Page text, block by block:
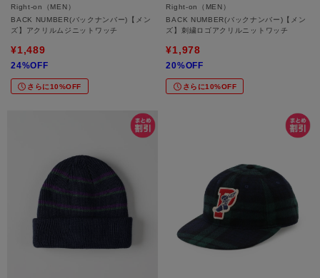
Right-on（MEN）
BACK NUMBER(バックナンバー)【メン
ズ】アクリルムジニットワッチ
¥1,489
24%OFF
さらに10%OFF
Right-on（MEN）
BACK NUMBER(バックナンバー)【メン
ズ】刺繍ロゴアクリルニットワッチ
¥1,978
20%OFF
さらに10%OFF